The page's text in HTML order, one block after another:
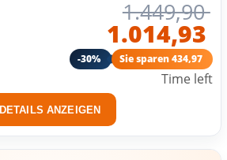
1.449,90
1.014,93
-30% Sie sparen 434,97
Time left
DETAILS ANZEIGEN